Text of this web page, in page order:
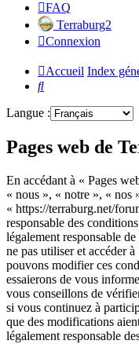
FAQ
Terraburg2
Connexion
Accueil Index
Rechercher
Langue :
Pages web de
En accédant à « Pages
« nous », « notre », « nos
« https://terraburg.net/
responsable des
légalement responsable
ne pas utiliser et accéder
pouvons modifier ces
essaierons de vous
vous conseillons de
si vous continuez à
que des modifications
légalement responsable